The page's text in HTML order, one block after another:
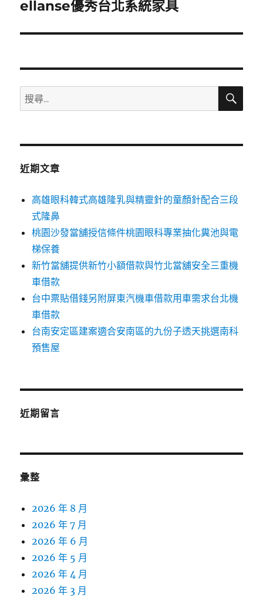
一
文
ellanse優秀台北系統家具
搜
尋
鍵
搜
近期文章
高雄眼科韓式高雄隆乳與精靈針的童顏針配合三段
式隆鼻
桃園沙發當舖授信條件桃園眼科專業抽化糞池與電
梯保養
新竹當舖提供新竹小額借款與竹北當舖安全三重機
車借款
台中票貼借錢另附屏東汽機車借款用車需求台北機
車借款
台南安定區建案適合安南區的九份子透天挑選南科
預售屋
近期留言
彙整
2026 年 8 月
2026 年 7 月
2026 年 6 月
2026 年 5 月
2026 年 4 月
2026 年 3 月